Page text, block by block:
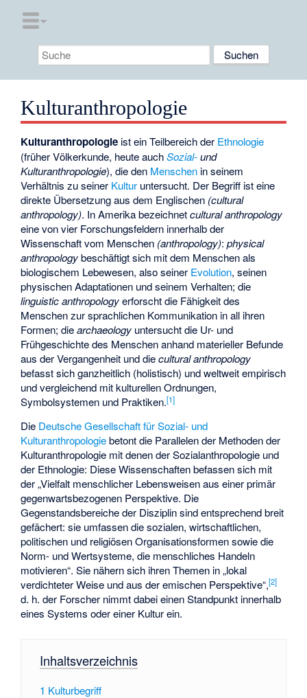
Kulturanthropologie
Kulturanthropologie ist ein Teilbereich der Ethnologie
(früher Völkerkunde, heute auchSozial-und
Kulturanthropologie), die den Menschen in seinem
Verhältnis zu seiner Kultur untersucht. Der Begriff ist eine
direkte Übersetzung aus dem Englischen (cultural
anthropology). In Amerika bezeichnetcultural anthropology
eine von vier Forschungsfeldern innerhalb der
Wissenschaft vom Menschen (anthropology):physical
anthropologybeschäftigt sich mit dem Menschen als
biologischem Lebewesen, also seiner Evolution, seinen
physischen Adaptationen und seinem Verhalten; die
linguistic anthropologyerforscht die Fähigkeit des
Menschen zur sprachlichen Kommunikation in all ihren
Formen; diearchaeology untersucht die Ur- und
Frühgeschichte des Menschen anhand materieller Befunde
aus der Vergangenheit und diecultural anthropology
befasst sich ganzheitlich (holistisch) und weltweit empirisch
und vergleichend mit kulturellen Ordnungen,
Symbolsystemen und Praktiken.[1]
Die Deutsche Gesellschaft für Sozial- und
Kulturanthropologiebetont die Parallelen der Methoden der
Kulturanthropologie mit denen der Sozialanthropologie und
der Ethnologie: Diese Wissenschaften befassen sich mit
der „Vielfalt menschlicher Lebensweisen aus einer primär
gegenwartsbezogenen Perspektive. Die
Gegenstandsbereiche der Disziplin sind entsprechend breit
gefächert: sie umfassen die sozialen, wirtschaftlichen,
politischen und religiösen Organisationsformen sowie die
Norm- und Wertsysteme, die menschliches Handeln
motivieren“. Sie nähern sich ihren Themen in „lokal
verdichteter Weise und aus der emischen Perspektive“,[2]
d. h. der Forscher nimmt dabei einen Standpunkt innerhalb
eines Systems oder einer Kultur ein.
Inhaltsverzeichnis
1 Kulturbegriff